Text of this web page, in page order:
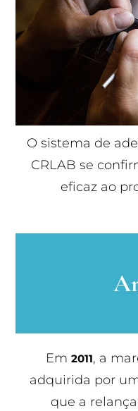
O sistema de
CRLAB se
eficaz ao
Em 2011, a
adquirida por
que a